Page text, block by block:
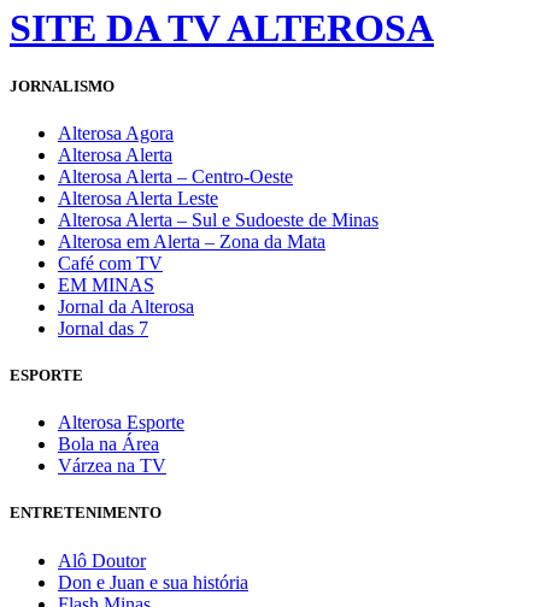
SITE DA TV ALTEROSA
JORNALISMO
Alterosa Agora
Alterosa Alerta
Alterosa Alerta – Centro-Oeste
Alterosa Alerta Leste
Alterosa Alerta – Sul e Sudoeste de Minas
Alterosa em Alerta – Zona da Mata
Café com TV
EM MINAS
Jornal da Alterosa
Jornal das 7
ESPORTE
Alterosa Esporte
Bola na Área
Várzea na TV
ENTRETENIMENTO
Alô Doutor
Don e Juan e sua história